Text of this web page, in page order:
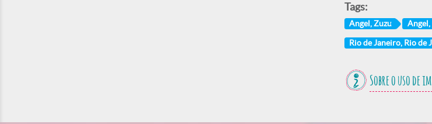
Tags:
Angel, Zuzu Angel,
Rio de Janeiro, Rio de
Sobre o uso de